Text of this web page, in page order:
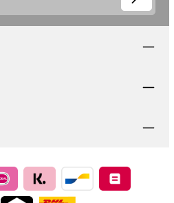
Felder sind